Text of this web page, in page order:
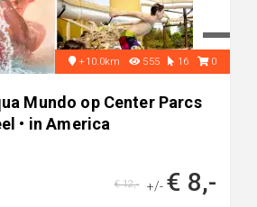
+10.0km 555 16 0
Mundo op Center Parcs
• in America
+/- € 8,-
€ 12,-